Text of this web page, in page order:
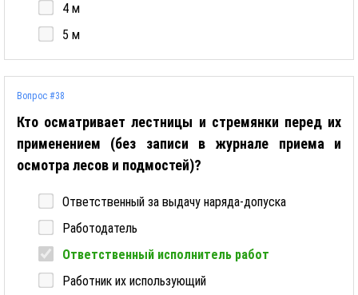
4 м
5 м
Вопрос #38
Кто осматривает лестницы и стремянки перед их
применением (без записи в журнале приема и
осмотра лесов и подмостей)?
Ответственный за выдачу наряда-допуска
Работодатель
Ответственный исполнитель работ
Работник их использующий